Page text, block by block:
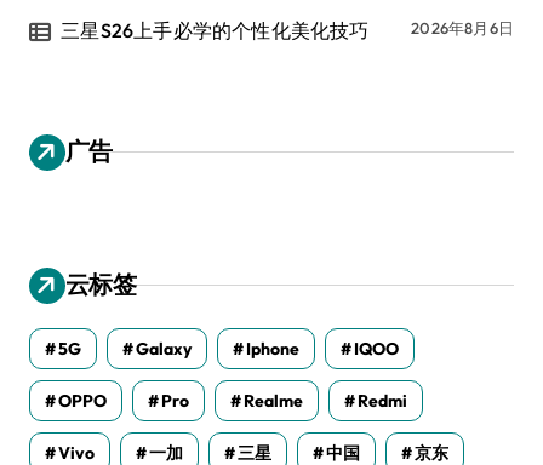
三星S26上手必学的个性化美化技巧 2026年8月6日
广告
云标签
5G Galaxy Iphone IQOO
OPPO Pro Realme Redmi
Vivo 一加 三星 中国 京东